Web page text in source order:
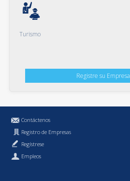
Turismo
Registre su Empresa
Contáctenos
Registro de Empresas
Regístrese
Empleos